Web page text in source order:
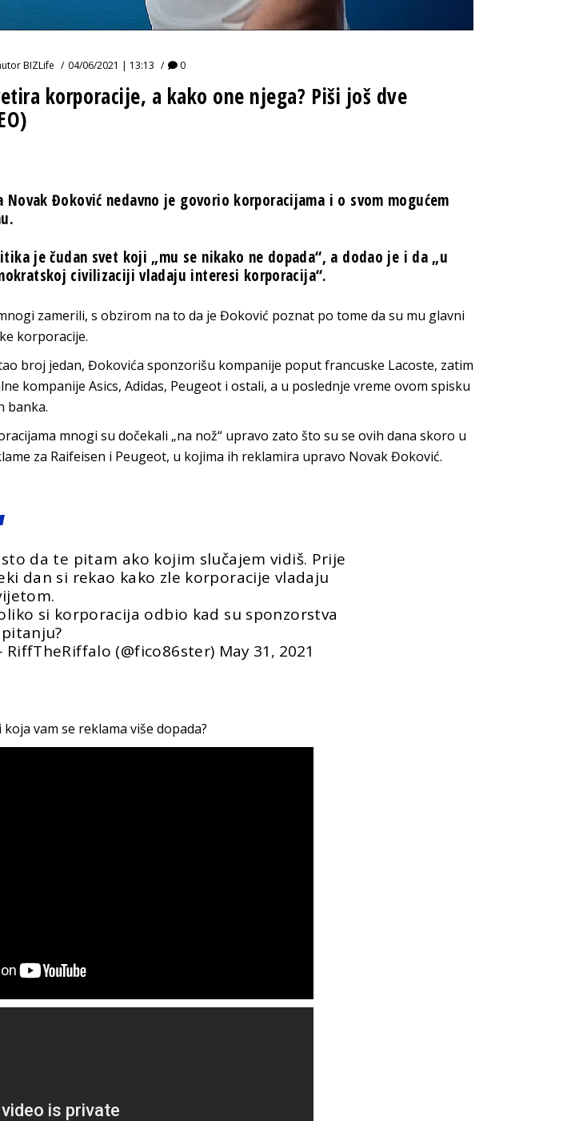
BIZLife 04/06/2021 | 13:13 0
korporacije, a kako one njega? Piši još dve
Đoković nedavno je govorio korporacijama i o svom mogućem
je čudan svet koji „mu se nikako ne dopada“, a dodao je i da „u
civilizaciji vladaju interesi korporacija“.
zamerili, s obzirom na to da je Đoković poznat po tome da su mu glavni
korporacije.
broj jedan, Đokovića sponzorišu kompanije poput francuske Lacoste, zatim
kompanije Asics, Adidas, Peugeot i ostali, a u poslednje vreme ovom spisku
banka.
mnogi su dočekali „na nož“ upravo zato što su se ovih dana skoro u
za Raifeisen i Peugeot, u kojima ih reklamira upravo Novak Đoković.
da te pitam ako kojim slučajem vidiš. Prije
dan si rekao kako zle korporacije vladaju
si korporacija odbio kad su sponzorstva
(@fico86ster) May 31, 2021
vam se reklama više dopada?